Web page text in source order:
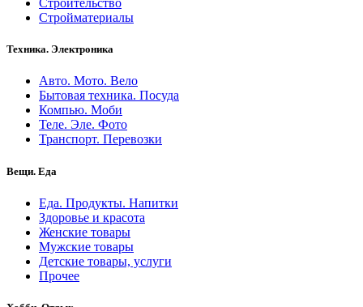
Строительство
Стройматериалы
Техника. Электроника
Авто. Мото. Вело
Бытовая техника. Посуда
Компью. Моби
Теле. Эле. Фото
Транспорт. Перевозки
Вещи. Еда
Еда. Продукты. Напитки
Здоровье и красота
Женские товары
Мужские товары
Детские товары, услуги
Прочее